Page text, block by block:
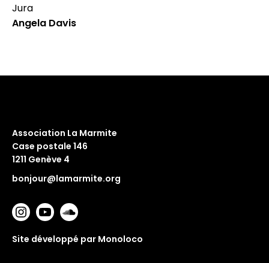
Jura
Angela Davis
Association La Marmite
Case postale 146
1211 Genève 4
bonjour@lamarmite.org
Site développé par Monoloco